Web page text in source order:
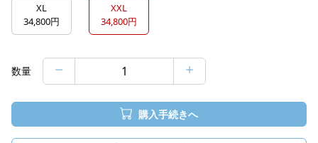
XL
34,800円
XXL
34,800円
数量
購入手続きへ